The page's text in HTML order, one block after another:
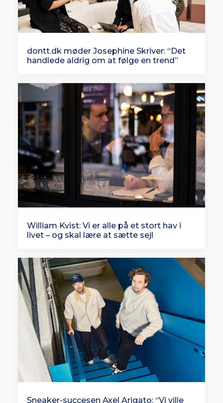
dontt.dk møder Josephine Skriver: “Det
handlede aldrig om at følge en trend”
William Kvist: Vi er alle på et stort hav i
livet – og skal lære at sætte sejl
Sneaker-succesen Axel Arigato: “Vi ville